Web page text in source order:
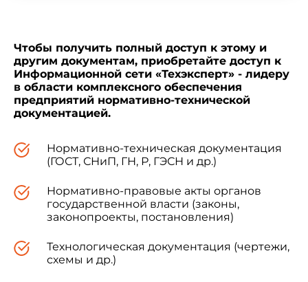
Чтобы получить полный доступ к этому и
другим документам, приобретайте доступ к
Информационной сети «Техэксперт» - лидеру
в области комплексного обеспечения
предприятий нормативно-технической
документацией.
Нормативно-техническая документация
(ГОСТ, СНиП, ГН, Р, ГЭСН и др.)
Нормативно-правовые акты органов
государственной власти (законы,
законопроекты, постановления)
Технологическая документация (чертежи,
схемы и др.)